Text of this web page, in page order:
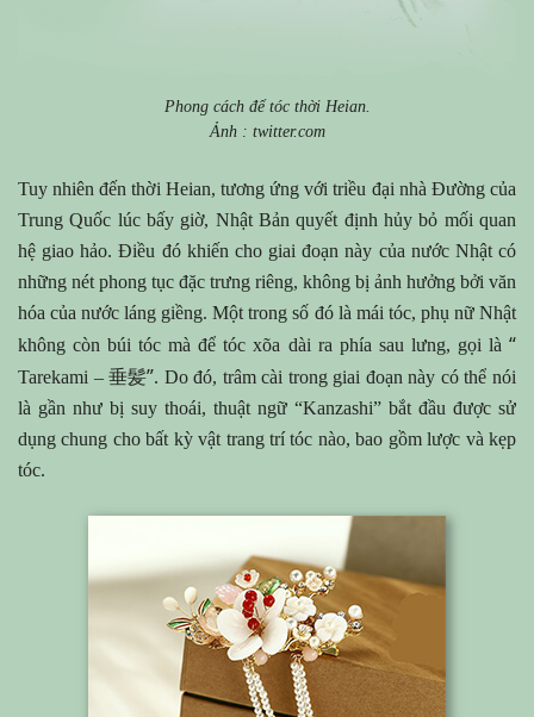
Phong cách để tóc thời Heian.
Ảnh : twitter.com
Tuy nhiên đến thời Heian, tương ứng với triều đại nhà Đường của
Trung Quốc lúc bấy giờ, Nhật Bản quyết định hủy bỏ mối quan
hệ giao hảo. Điều đó khiến cho giai đoạn này của nước Nhật có
những nét phong tục đặc trưng riêng, không bị ảnh hưởng bởi văn
hóa của nước láng giềng. Một trong số đó là mái tóc, phụ nữ Nhật
không còn búi tóc mà để tóc xõa dài ra phía sau lưng, gọi là “
Tarekami –垂髪”. Do đó, trâm cài trong giai đoạn này có thể nói
là gần như bị suy thoái, thuật ngữ “Kanzashi” bắt đầu được sử
dụng chung cho bất kỳ vật trang trí tóc nào, bao gồm lược và kẹp
tóc.